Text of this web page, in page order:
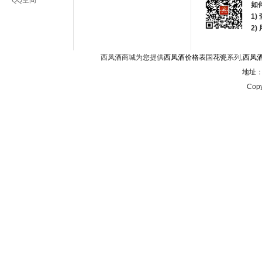
如
1)
2)
西凤酒商城为您提供西凤酒价格表国花瓷系列,西凤
地址